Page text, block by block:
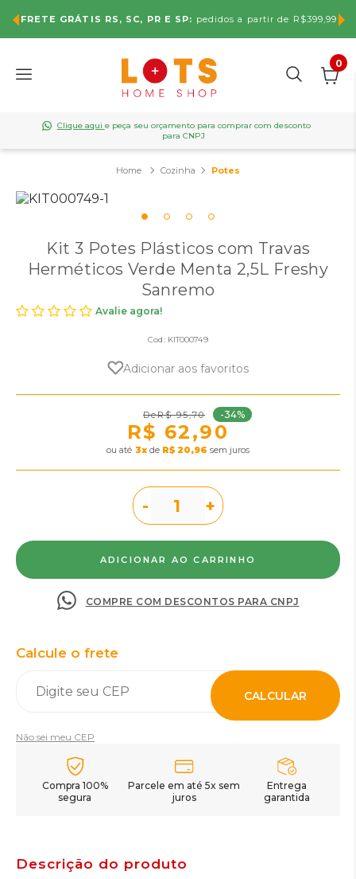
FRETE GRÁTIS RS, SC, PR E SP: pedidos a partir de R$399,99
0
Clique aqui e peça seu orçamento para comprar com desconto
para CNPJ
Cozinha Potes
Kit 3 Potes Plásticos com Travas
Herméticos Verde Menta 2,5L Freshy
Sanremo
Avalie agora!
Cod: KIT000749
Adicionar aos favoritos
R$ 95,70 -34%
R$ 62,90
ou 3x de R$ 20,96 sem juros
- +
COMPRE COM DESCONTOS PARA CNPJ
Calcule o frete
CALCULAR
Não sei meu CEP
Compra 100%
segura
Parcele em até 5x sem
juros
Entrega
garantida
Descrição do produto